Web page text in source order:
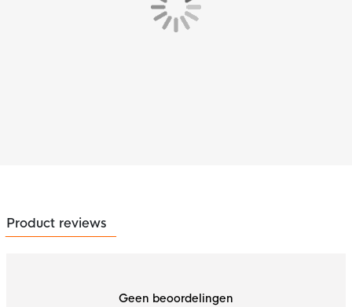
Product reviews
Geen beoordelingen